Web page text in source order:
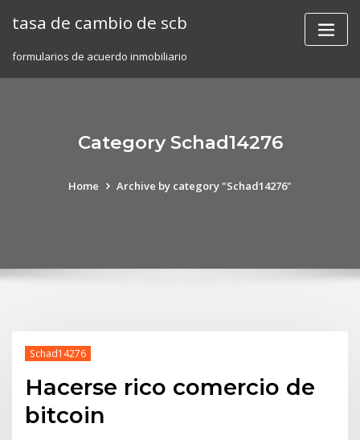
tasa de cambio de scb
formularios de acuerdo inmobiliario
Category Schad14276
Home Archive by category "Schad14276"
Schad14276
Hacerse rico comercio de
bitcoin